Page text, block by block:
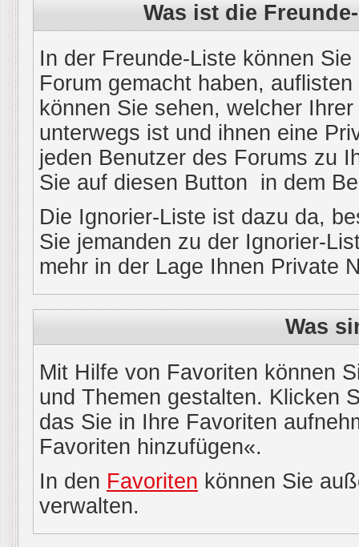
Was ist die
In der Freunde-Liste können
Forum gemacht haben,
können Sie sehen, welcher
unterwegs ist und ihnen eine
jeden Benutzer des Forums zu
Sie auf diesen Button in dem
Die Ignorier-Liste ist dazu da,
Sie jemanden zu der Ignorier-
mehr in der Lage Ihnen Private
Was
Mit Hilfe von Favoriten können
und Themen gestalten. Klicken
das Sie in Ihre Favoriten
Favoriten hinzufügen«.
In den Favoriten können Sie
verwalten.